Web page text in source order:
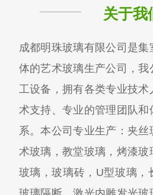
关于我
成都明珠玻璃有限公司是
体的艺术玻璃生产公司，我
工设备，拥有各类专业技
术支持、专业的管理团队
系。本公司专业生产：夹
术玻璃，教堂玻璃，烤漆
玻璃，玻璃砖，U型玻璃，